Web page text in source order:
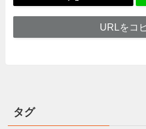
URLをコ
タグ